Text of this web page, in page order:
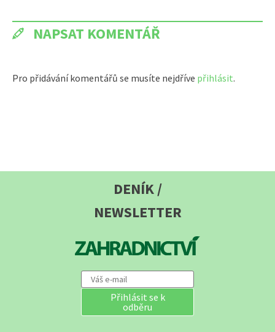
NAPSAT KOMENTÁŘ
Pro přidávání komentářů se musíte nejdříve přihlásit.
DENÍK /
NEWSLETTER
Přihlásit se k
odběru